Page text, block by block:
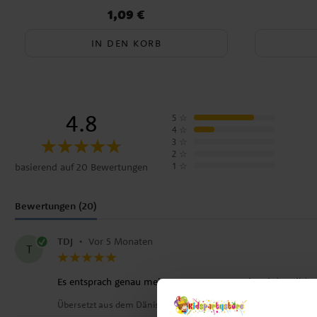
Preis:1,09 €
1,09 €
IN DEN KORB
4.8
basierend auf 20 Bewertungen
5
4
3
2
1
Bewertungen (20)
T
TDJ • Vor 5 Monaten
Es entsprach genau meinen Erwartungen anhand der Bilder.
Übersetzt aus dem Dänischen • Auf Originalsprache anzeigen